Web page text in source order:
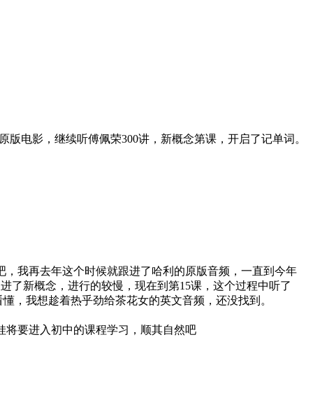
电影，继续听傅佩荣300讲，新概念第课，开启了记单词。
我再去年这个时候就跟进了哈利的原版音频，一直到今年
了新概念，进行的较慢，现在到第15课，这个过程中听了
，我想趁着热乎劲给茶花女的英文音频，还没找到。
要进入初中的课程学习，顺其自然吧